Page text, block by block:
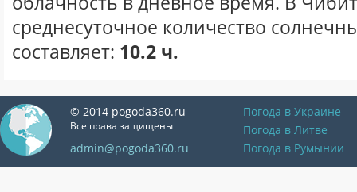
среднесуточное количество
составляет: 10.2 ч.
© 2014 pogoda360.ru
Все права защищены
admin@pogoda360.ru
Погода в Украине
Погода в Литве
Погода в Румынии